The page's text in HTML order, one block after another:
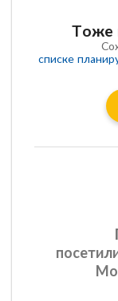
Тоже
списке